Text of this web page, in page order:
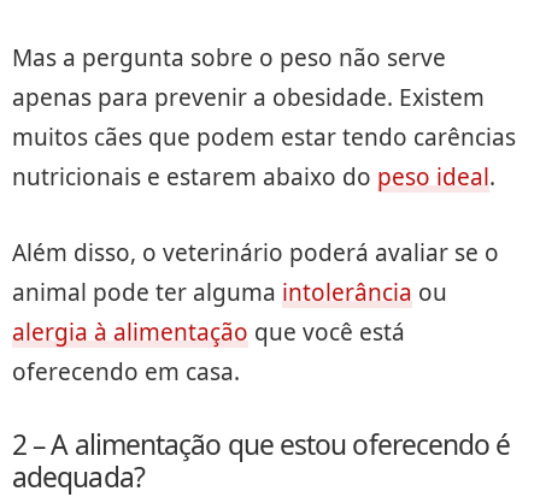
Mas a pergunta sobre o peso não serve
apenas para prevenir a obesidade. Existem
muitos cães que podem estar tendo carências
nutricionais e estarem abaixo do peso ideal.
Além disso, o veterinário poderá avaliar se o
animal pode ter alguma intolerância ou
alergia à alimentação que você está
oferecendo em casa.
2 – A alimentação que estou oferecendo é
adequada?